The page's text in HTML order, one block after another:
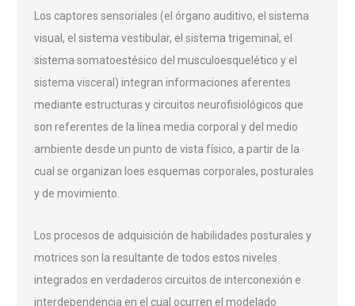
Los captores sensoriales (el órgano auditivo, el sistema
visual, el sistema vestibular, el sistema trigeminal, el
sistema somatoestésico del musculoesquelético y el
sistema visceral) integran informaciones aferentes
mediante estructuras y circuitos neurofisiológicos que
son referentes de la línea media corporal y del medio
ambiente desde un punto de vista físico, a partir de la
cual se organizan loes esquemas corporales, posturales
y de movimiento.
Los procesos de adquisición de habilidades posturales y
motrices son la resultante de todos estos niveles
integrados en verdaderos circuitos de interconexión e
interdependencia en el cual ocurren el modelado